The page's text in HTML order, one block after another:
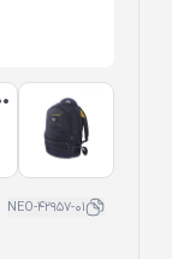
NEO-42957-01